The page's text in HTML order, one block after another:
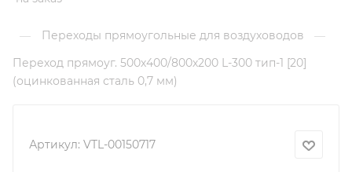
— Переходы прямоугольные для воздуховодов
—
Переход прямоуг. 500х400/800х200 L-300 тип-1 [20]
(оцинкованная сталь 0,7 мм)
Артикул: VTL-00150717